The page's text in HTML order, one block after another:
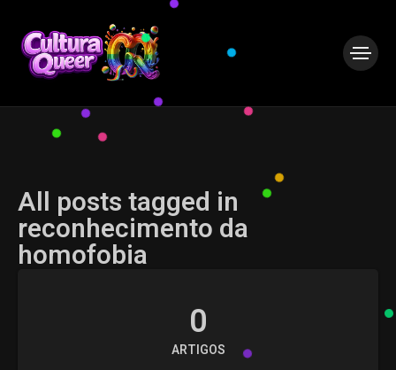
All posts tagged in
reconhecimento da
homofobia
0
ARTIGOS